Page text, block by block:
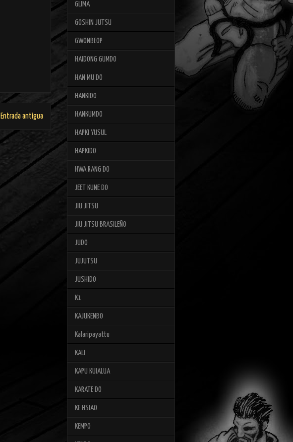
Entrada antigua
GLIMA
GOSHIN JUTSU
GWONBEOP
HAIDONG GUMDO
HAN MU DO
HANKIDO
HANKUMDO
HAPKI YUSUL
HAPKIDO
HWA RANG DO
JEET KUNE DO
JIU JITSU
JIU JITSU BRASILEÑO
JUDO
JUJUTSU
JUSHIDO
K1
KAJUKENBO
Kalaripayattu
KALI
KAPU KUIALUA
KARATE DO
KE HSIAO
KEMPO